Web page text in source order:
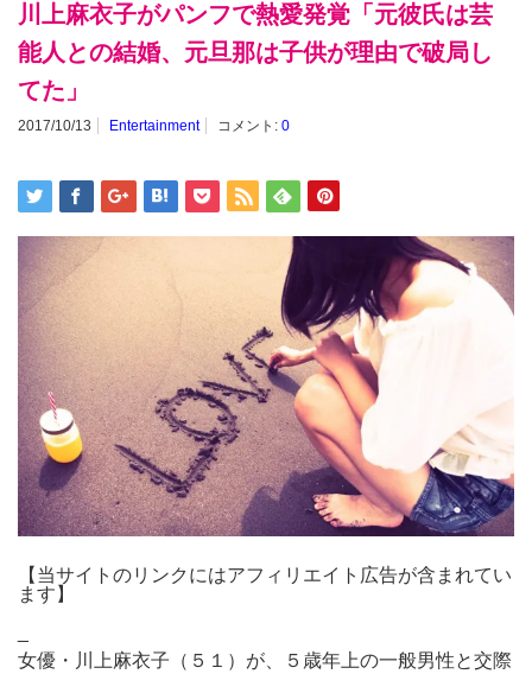
川上麻衣子がパンフで熱愛発覚「元彼氏は芸
能人との結婚、元旦那は子供が理由で破局し
てた」
2017/10/13 Entertainment コメント: 0
【当サイトのリンクにはアフィリエイト広告が含まれてい
ます】
女優・川上麻衣子（５１）が、５歳年上の一般男性と交際